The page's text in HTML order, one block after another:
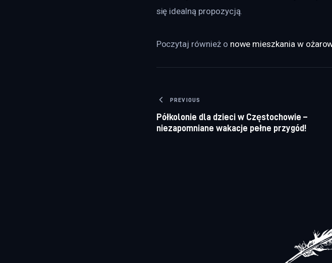
się idealną propozycją.
Poczytaj również o nowe mieszkania w
Nawigacja wpisu
PREVIOUS
Półkolonie dla dzieci w Częstochowie –
niezapomniane wakacje pełne przygód!